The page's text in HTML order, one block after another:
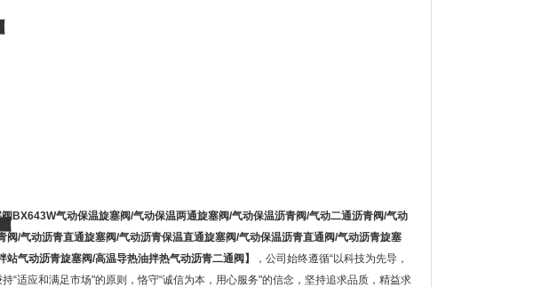
BX643W气动保温旋塞阀/气动保温两通旋塞阀/气动保温沥青阀/气动二通沥青阀/气动
/气动沥青直通旋塞阀/气动沥青保温直通旋塞阀/气动保温沥青直通阀/气动沥青旋塞
气动沥青旋塞阀/高温导热油拌热气动沥青二通阀 】
，公司始终遵循“以科技为先导，
“适应和满足市场"的原则，恪守“诚信为本，用心服务"的信念，坚持追求品质，精益求